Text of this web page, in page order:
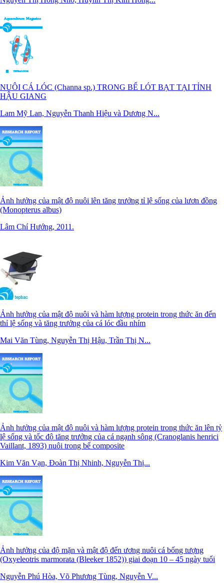
NUÔI CÁ LÓC (Channa sp.) TRONG BỂ LÓT BẠT TẠI TỈNH
HẬU GIANG
Lam Mỹ Lan, Nguyễn Thanh Hiệu và Dương N...
Ảnh hưởng của mật độ nuôi lên tăng trưởng tỉ lệ sống của lươn đồng
(Monopterus albus)
Lâm Chí Hướng, 2011.
Ảnh hưởng của mật độ nuôi và hàm lượng protein trong thức ăn đến
thỉ lệ sống và tăng trưởng của cá lóc đầu nhím
Mai Văn Tùng, Nguyễn Thị Hậu, Trần Thị N...
Ảnh hưởng của mật độ nuôi và hàm lượng protein trong thức ăn lên tỷ
lệ sống và tốc độ tăng trưởng của cá ngạnh sông (Cranoglanis henrici
Vaillant, 1893) nuôi trong bể composite
Kim Văn Vạn, Đoàn Thị Nhinh, Nguyễn Thị...
Ảnh hưởng của độ mặn và mật độ đến ương nuôi cá bống tượng
(Oxyeleotris marmorata (Bleeker 1852)) giai đoạn 10 – 45 ngày tuổi
Nguyễn Phú Hòa, Võ Phương Tùng, Nguyễn V...